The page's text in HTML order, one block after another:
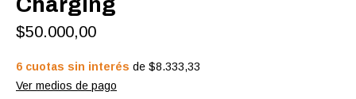
$50.000,00
6 cuotas sin interés de $8.333,33
Ver medios de pago